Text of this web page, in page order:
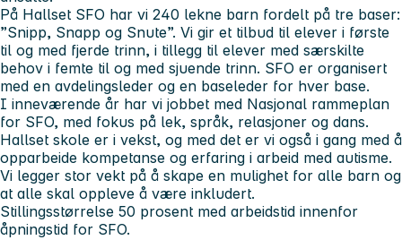
På Hallset SFO har vi 240 lekne barn fordelt på tre baser:
”Snipp, Snapp og Snute”. Vi gir et tilbud til elever i første
til og med fjerde trinn, i tillegg til elever med særskilte
behov i femte til og med sjuende trinn. SFO er organisert
med en avdelingsleder og en baseleder for hver base.
I inneværende år har vi jobbet med Nasjonal rammeplan
for SFO, med fokus på lek, språk, relasjoner og dans.
Hallset skole er i vekst, og med det er vi også i gang med å
opparbeide kompetanse og erfaring i arbeid med autisme.
Vi legger stor vekt på å skape en mulighet for alle barn og
at alle skal oppleve å være inkludert.
Stillingsstørrelse 50 prosent med arbeidstid innenfor
åpningstid for SFO.